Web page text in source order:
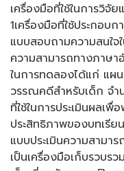
เครื่องมือที่ใช้ในการวิจั
1เครื่องมือที่ใช้ประกอบ
แบบสอบถามความสนใจ
ความสามารถทางภาษา
ในการทดลองได้แก่ แผ
วรรณคดีสำหรับเด็ก จำ
ที่ใช้ในการประเมินผลเ
ประสิทธิภาพของบทเรี
แบบประเมินความสามา
เป็นเครื่องมือเก็บรวบ